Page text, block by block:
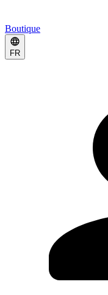
Boutique
FR